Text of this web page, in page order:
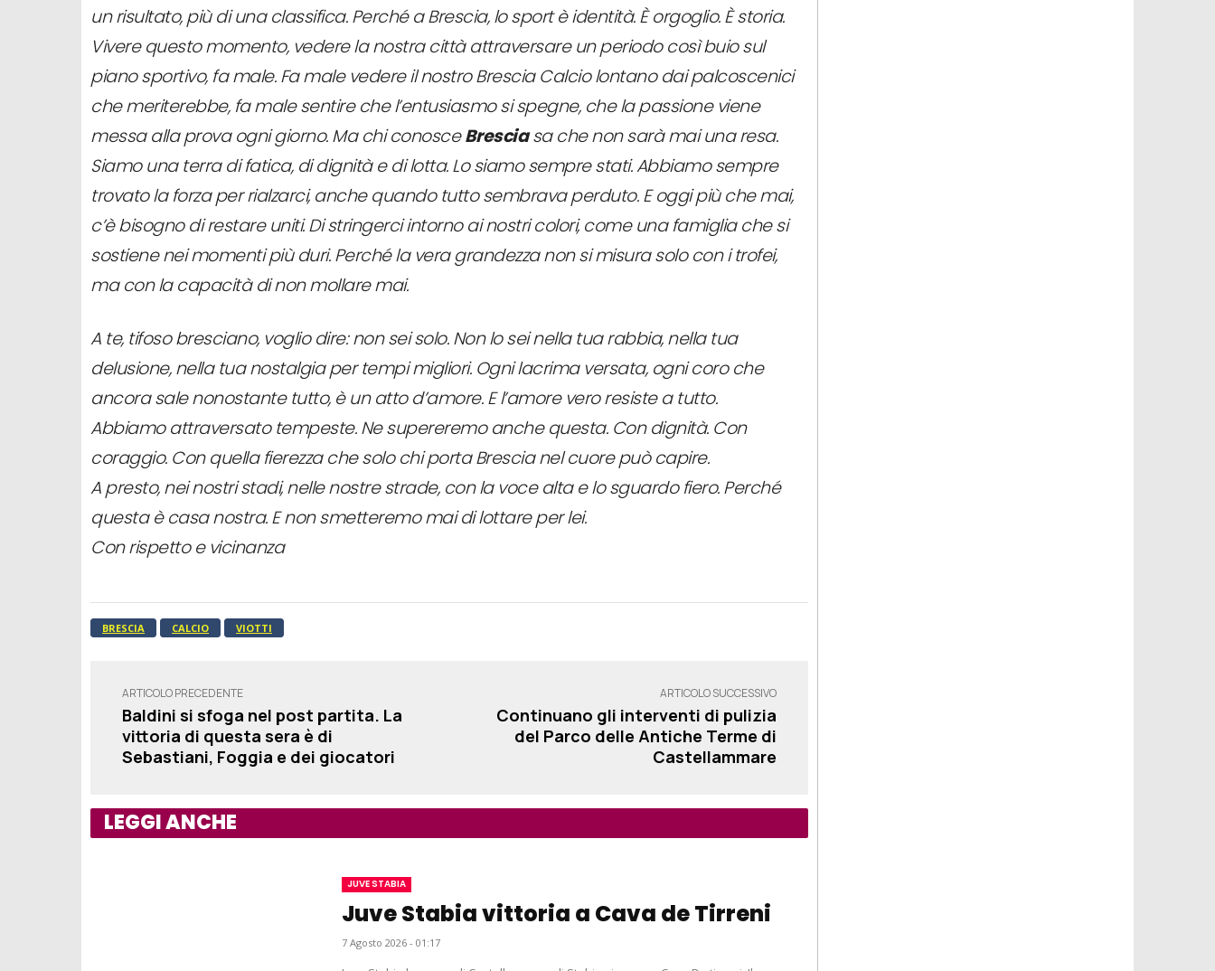
un risultato, più di una classifica. Perché a Brescia, lo sport è identità. È orgoglio. È storia.
Vivere questo momento, vedere la nostra città attraversare un periodo così buio sul
piano sportivo, fa male. Fa male vedere il nostro Brescia Calcio lontano dai palcoscenici
che meriterebbe, fa male sentire che l’entusiasmo si spegne, che la passione viene
messa alla prova ogni giorno. Ma chi conosceBresciasa che non sarà mai una resa.
Siamo una terra di fatica, di dignità e di lotta. Lo siamo sempre stati. Abbiamo sempre
trovato la forza per rialzarci, anche quando tutto sembrava perduto. E oggi più che mai,
c’è bisogno di restare uniti. Di stringerci intorno ai nostri colori, come una famiglia che si
sostiene nei momenti più duri. Perché la vera grandezza non si misura solo con i trofei,
ma con la capacità di non mollare mai.
A te, tifoso bresciano, voglio dire: non sei solo. Non lo sei nella tua rabbia, nella tua
delusione, nella tua nostalgia per tempi migliori. Ogni lacrima versata, ogni coro che
ancora sale nonostante tutto, è un atto d’amore. E l’amore vero resiste a tutto.
Abbiamo attraversato tempeste. Ne supereremo anche questa. Con dignità. Con
coraggio. Con quella fierezza che solo chi porta Brescia nel cuore può capire.
A presto, nei nostri stadi, nelle nostre strade, con la voce alta e lo sguardo fiero. Perché
questa è casa nostra. E non smetteremo mai di lottare per lei.
Con rispetto e vicinanza
BRESCIA CALCIO VIOTTI
ARTICOLO PRECEDENTE
Baldini si sfoga nel post partita. La
vittoria di questa sera è di
Sebastiani, Foggia e dei giocatori
ARTICOLO SUCCESSIVO
Continuano gli interventi di pulizia
del Parco delle Antiche Terme di
Castellammare
LEGGI ANCHE
JUVE STABIA
Juve Stabia vittoria a Cava de Tirreni
7 Agosto 2026 - 01:17